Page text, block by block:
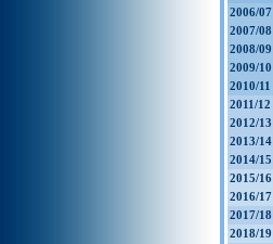
2006/07
2007/08
2008/09
2009/10
2010/11
2011/12
2012/13
2013/14
2014/15
2015/16
2016/17
2017/18
2018/19